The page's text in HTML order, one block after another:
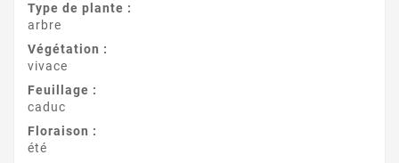
Type de plante :
arbre
Végétation :
vivace
Feuillage :
caduc
Floraison :
été